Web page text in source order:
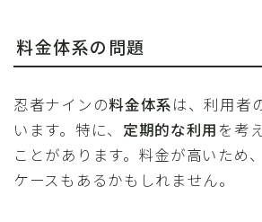
料金体系の問題
忍者ナインの料金体系は、利用者
います。特に、 定期的な利用 を考
ことがあります。料金が高いため
ケースもあるかもしれません。